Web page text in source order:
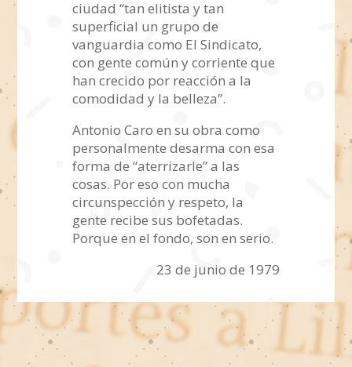
ciudad “tan elitista y tan
superficial un grupo de
vanguardia como El Sindicato,
con gente común y corriente que
han crecido por reacción a la
comodidad y la belleza”.
Antonio Caro en su obra como
personalmente desarma con esa
forma de “aterrizarle” a las
cosas. Por eso con mucha
circunspección y respeto, la
gente recibe sus bofetadas.
Porque en el fondo, son en serio.
23 de junio de 1979